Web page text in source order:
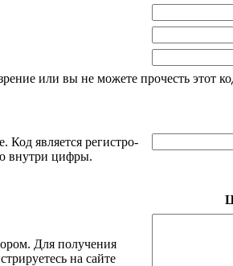
или вы не можете прочесть этот
Код является регистро-
внутри цифры.
Для получения
на сайте